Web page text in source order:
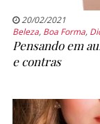
20/02/2021
Beleza, Boa Forma,
Pensando em
e contras